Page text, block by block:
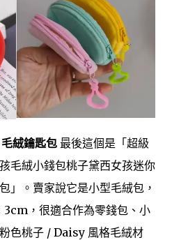
絨鑰匙包 最後這個是「超級
毛絨小錢包桃子黛西女孩迷你
」。賣家說它是小型毛絨包，
，很適合作為零錢包、小
色桃子 / Daisy 風格毛絨材